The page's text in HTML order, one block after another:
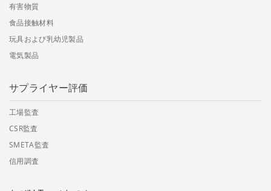
有害物質
食品接触材料
玩具および乳幼児製品
電気製品
サプライヤー評価
工場監査
CSR監査
SMETA監査
信用調査